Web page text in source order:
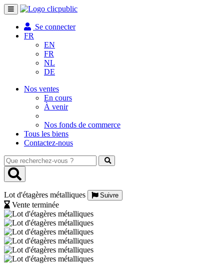
Toggle
navigation
Se connecter
FR
EN
FR
NL
DE
Nos ventes
En cours
À venir
Nos fonds de commerce
Tous les biens
Contactez-nous
Que
recherchez-
vous
Lot d'étagères métalliques
Suivre
Vente terminée